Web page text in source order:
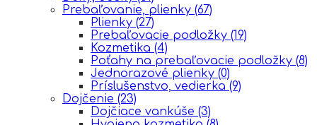
Prebaľovanie, plienky (67)
Plienky (27)
Prebaľovacie podložky (19)
Kozmetika (4)
Poťahy na prebaľovacie podložky (8)
Jednorazové plienky (0)
Príslušenstvo, vedierka (9)
Dojčenie (23)
Dojčiace vankúše (3)